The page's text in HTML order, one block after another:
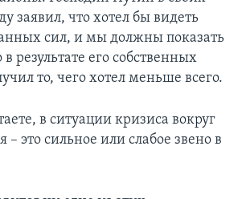
заявил, что хотел бы видеть
сил, и мы должны показать
результате его собственных
то, чего хотел меньше всего.
в ситуации кризиса вокруг
это сильное или слабое звено в